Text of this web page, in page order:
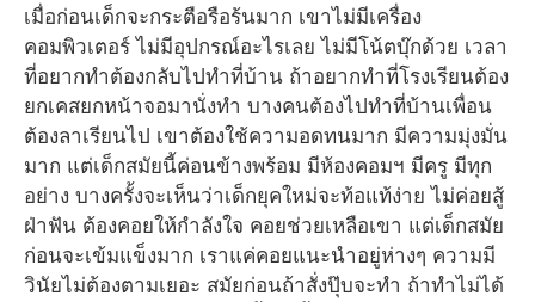
เมื่อก่อนเด็กจะกระตือรือร้นมาก เขาไม่มีเครื่อง
คอมพิวเตอร์ ไม่มีอุปกรณ์อะไรเลย ไม่มีโน้ตบุ๊กด้วย เวลา
ที่อยากทำต้องกลับไปทำที่บ้าน ถ้าอยากทำที่โรงเรียนต้อง
ยกเคสยกหน้าจอมานั่งทำ บางคนต้องไปทำที่บ้านเพื่อน
ต้องลาเรียนไป เขาต้องใช้ความอดทนมาก มีความมุ่งมั่น
มาก แต่เด็กสมัยนี้ค่อนข้างพร้อม มีห้องคอมฯ มีครู มีทุก
อย่าง บางครั้งจะเห็นว่าเด็กยุคใหม่จะท้อแท้ง่าย ไม่ค่อยสู้
ฝ่าฟัน ต้องคอยให้กำลังใจ คอยช่วยเหลือเขา แต่เด็กสมัย
ก่อนจะเข้มแข็งมาก เราแค่คอยแนะนำอยู่ห่างๆ ความมี
วินัยไม่ต้องตามเยอะ สมัยก่อนถ้าสั่งปุ๊บจะทำ ถ้าทำไม่ได้